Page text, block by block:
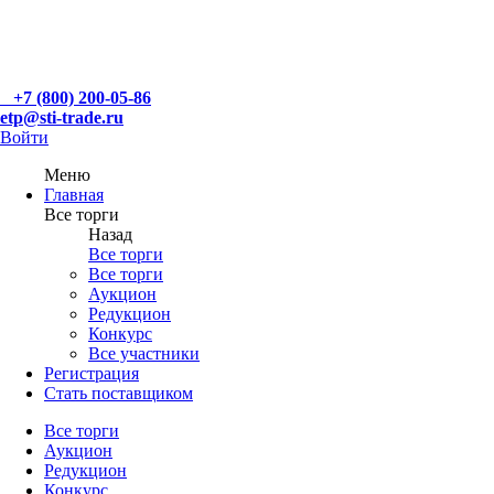
+7 (800) 200-05-86
etp@sti-trade.ru
Войти
Меню
Главная
Все торги
Назад
Все торги
Все торги
Аукцион
Редукцион
Конкурс
Все участники
Регистрация
Стать поставщиком
Все торги
Аукцион
Редукцион
Конкурс